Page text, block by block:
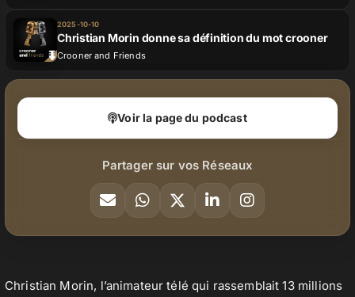
2025-10-10
Christian Morin donne sa définition du mot crooner
Crooner and Friends
Voir la page du podcast
Partager sur vos Réseaux
Christian Morin, l’animateur télé qui rassemblait 13 millions